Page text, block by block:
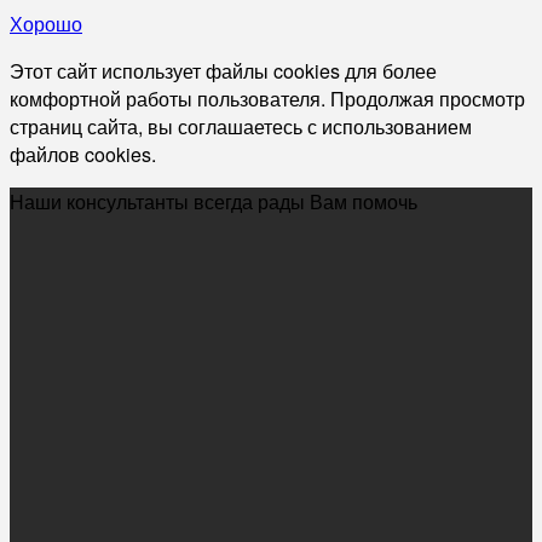
Хорошо
Этот сайт использует файлы cookies для более
комфортной работы пользователя. Продолжая просмотр
страниц сайта, вы соглашаетесь с использованием
файлов cookies.
Наши консультанты всегда рады Вам помочь